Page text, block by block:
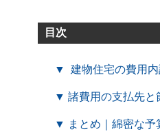
目次
▼ 建物住宅の費用内
▼ 諸費用の支払先と
▼ まとめ｜綿密な予